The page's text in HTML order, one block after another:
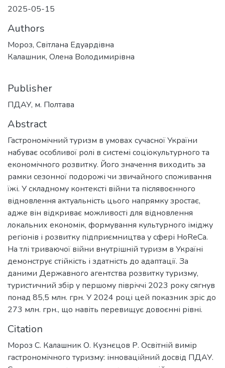
2025-05-15
Authors
Мороз, Світлана Едуардівна
Калашник, Олена Володимирівна
Publisher
ПДАУ, м. Полтава
Abstract
Гастрономічний туризм в умовах сучасної України
набуває особливої ролі в системі соціокультурного та
економічного розвитку. Його значення виходить за
рамки сезонної подорожі чи звичайного споживання
їжі. У складному контексті війни та післявоєнного
відновлення актуальність цього напрямку зростає,
адже він відкриває можливості для відновлення
локальних економік, формування культурного іміджу
регіонів і розвитку підприємництва у сфері HoReCa.
На тлі триваючої війни внутрішній туризм в Україні
демонструє стійкість і здатність до адаптації. За
даними Державного агентства розвитку туризму,
туристичний збір у першому півріччі 2023 року сягнув
понад 85,5 млн. грн. У 2024 році цей показник зріс до
273 млн. грн., що навіть перевищує довоєнні рівні.
Citation
Мороз С. Калашник О. Кузнєцов Р. Освітній вимір
гастрономічного туризму: інноваційний досвід ПДАУ.